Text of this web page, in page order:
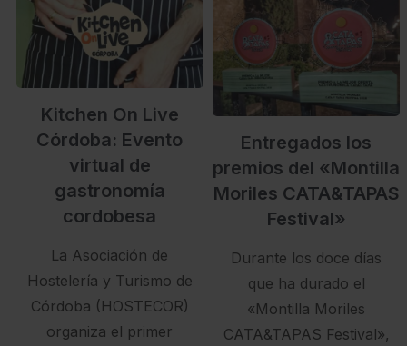
Kitchen On Live
Córdoba: Evento
virtual de
gastronomía
cordobesa
La Asociación de
Hostelería y Turismo de
Córdoba (HOSTECOR)
organiza el primer
Entregados los
premios del «Montilla
Moriles CATA&TAPAS
Festival»
Durante los doce días
que ha durado el
«Montilla Moriles
CATA&TAPAS Festival»,